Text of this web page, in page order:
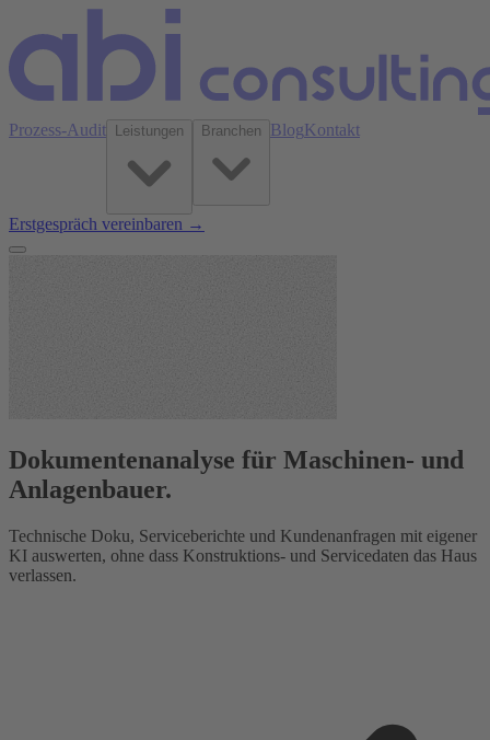
Prozess-Audit Leistungen Branchen BlogKontakt
Erstgespräch vereinbaren →
Dokumentenanalyse für Maschinen- und
Anlagenbauer.
Technische Doku, Serviceberichte und Kundenanfragen mit eigener
KI auswerten, ohne dass Konstruktions- und Servicedaten das Haus
verlassen.